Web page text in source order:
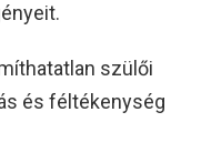
szülői
és féltékenység